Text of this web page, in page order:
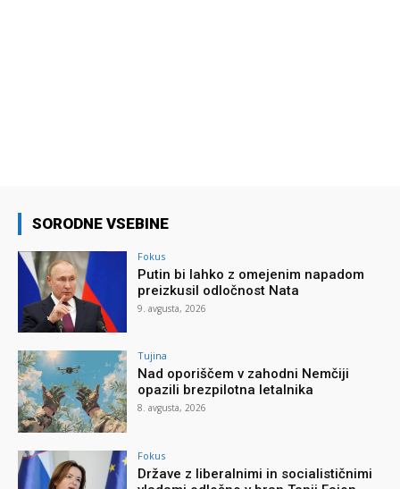
SORODNE VSEBINE
Fokus
Putin bi lahko z omejenim napadom
preizkusil odločnost Nata
9. avgusta, 2026
Tujina
Nad oporiščem v zahodni Nemčiji
opazili brezpilotna letalnika
8. avgusta, 2026
Fokus
Države z liberalnimi in socialističnimi